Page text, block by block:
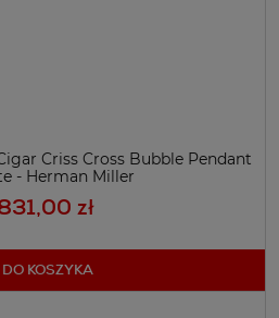
Criss Cross Bubble Pendant
- Herman Miller
zł
DO KOSZYKA